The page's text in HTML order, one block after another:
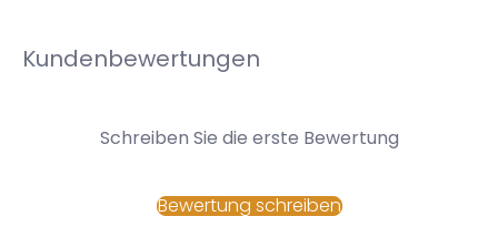
Kundenbewertungen
Schreiben Sie die erste Bewertung
Bewertung schreiben